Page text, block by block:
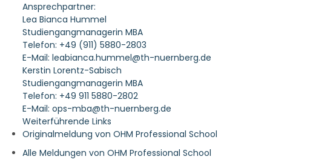
Ansprechpartner:
Lea Bianca Hummel
Studiengangmanagerin MBA
Telefon: +49 (911) 5880-2803
E-Mail: leabianca.hummel@th-nuernberg.de
Kerstin Lorentz-Sabisch
Studiengangmanagerin MBA
Telefon: +49 911 5880-2802
E-Mail: ops-mba@th-nuernberg.de
Weiterführende Links
Originalmeldung von OHM Professional School
Alle Meldungen von OHM Professional School